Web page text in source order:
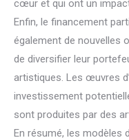
cœur et qui ont un
Enfin, le financement
également de nouvelles
de diversifier leur
artistiques. Les œuvres
investissement
sont produites par des
En résumé, les modèles